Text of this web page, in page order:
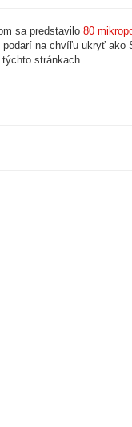
sa predstavilo 80
na chvíľu ukryť
stránkach.